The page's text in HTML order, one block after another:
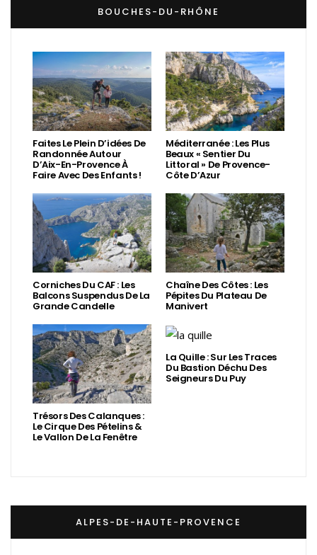
BOUCHES-DU-RHÔNE
Faites Le Plein D’idées De
Randonnée Autour
D’Aix-En-Provence À
Faire Avec Des Enfants !
Méditerranée : Les Plus
Beaux « Sentier Du
Littoral » De Provence-
Côte D’Azur
Corniches Du CAF : Les
Balcons Suspendus De La
Grande Candelle
Chaîne Des Côtes : Les
Pépites Du Plateau De
Manivert
Trésors Des Calanques :
Le Cirque Des Pételins &
Le Vallon De La Fenêtre
La Quille : Sur Les Traces
Du Bastion Déchu Des
Seigneurs Du Puy
ALPES-DE-HAUTE-PROVENCE